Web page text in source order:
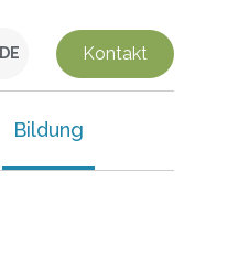
DE Kontakt
Bildung